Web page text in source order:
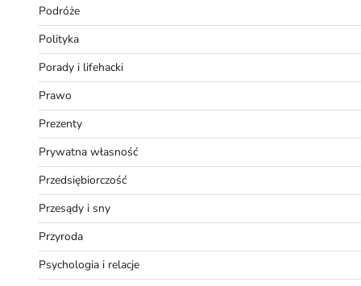
Podróże
Polityka
Porady i lifehacki
Prawo
Prezenty
Prywatna własność
Przedsiębiorczość
Przesądy i sny
Przyroda
Psychologia i relacje